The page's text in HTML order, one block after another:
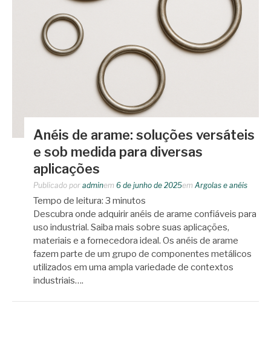
Anéis de arame: soluções versáteis
e sob medida para diversas
aplicações
Publicado por adminem 6 de junho de 2025em Argolas e anéis
Tempo de leitura: 3 minutos
Descubra onde adquirir anéis de arame confiáveis para
uso industrial. Saiba mais sobre suas aplicações,
materiais e a fornecedora ideal. Os anéis de arame
fazem parte de um grupo de componentes metálicos
utilizados em uma ampla variedade de contextos
industriais….